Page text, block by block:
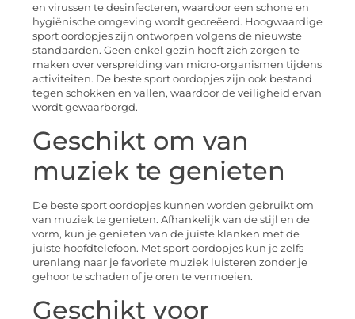
en virussen te desinfecteren, waardoor een schone en
hygiënische omgeving wordt gecreëerd. Hoogwaardige
sport oordopjes zijn ontworpen volgens de nieuwste
standaarden. Geen enkel gezin hoeft zich zorgen te
maken over verspreiding van micro-organismen tijdens
activiteiten. De beste sport oordopjes zijn ook bestand
tegen schokken en vallen, waardoor de veiligheid ervan
wordt gewaarborgd.
Geschikt om van
muziek te genieten
De beste sport oordopjes kunnen worden gebruikt om
van muziek te genieten. Afhankelijk van de stijl en de
vorm, kun je genieten van de juiste klanken met de
juiste hoofdtelefoon. Met sport oordopjes kun je zelfs
urenlang naar je favoriete muziek luisteren zonder je
gehoor te schaden of je oren te vermoeien.
Geschikt voor